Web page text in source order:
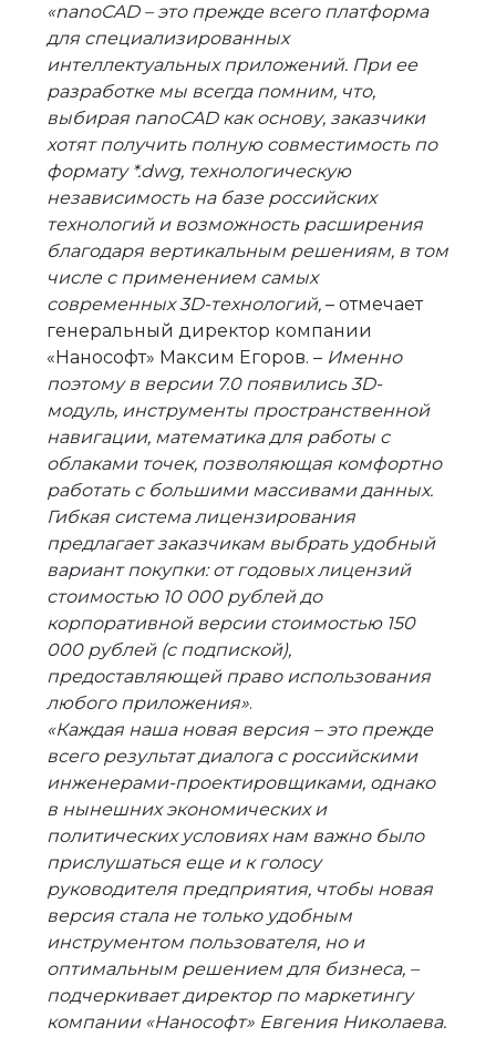
«nanoCAD – это прежде всего платформа
для специализированных
интеллектуальных приложений. При ее
разработке мы всегда помним, что,
выбирая nanoCAD как основу, заказчики
хотят получить полную совместимость по
формату *.dwg, технологическую
независимость на базе российских
технологий и возможность расширения
благодаря вертикальным решениям, в том
числе с применением самых
современных 3D-технологий, – отмечает
генеральный директор компании
«Нанософт» Максим Егоров. – Именно
поэтому в версии 7.0 появились 3D-
модуль, инструменты пространственной
навигации, математика для работы с
облаками точек, позволяющая комфортно
работать с большими массивами данных.
Гибкая система лицензирования
предлагает заказчикам выбрать удобный
вариант покупки: от годовых лицензий
стоимостью 10 000 рублей до
корпоративной версии стоимостью 150
000 рублей (с подпиской),
предоставляющей право использования
любого приложения».
«Каждая наша новая версия – это прежде
всего результат диалога с российскими
инженерами-проектировщиками, однако
в нынешних экономических и
политических условиях нам важно было
прислушаться еще и к голосу
руководителя предприятия, чтобы новая
версия стала не только удобным
инструментом пользователя, но и
оптимальным решением для бизнеса, –
подчеркивает директор по маркетингу
компании «Нанософт» Евгения Николаева.